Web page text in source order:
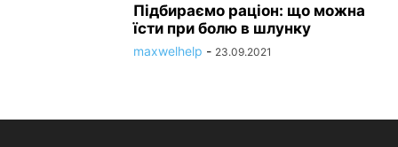
Підбираємо раціон: що можна
їсти при болю в шлунку
maxwelhelp - 23.09.2021